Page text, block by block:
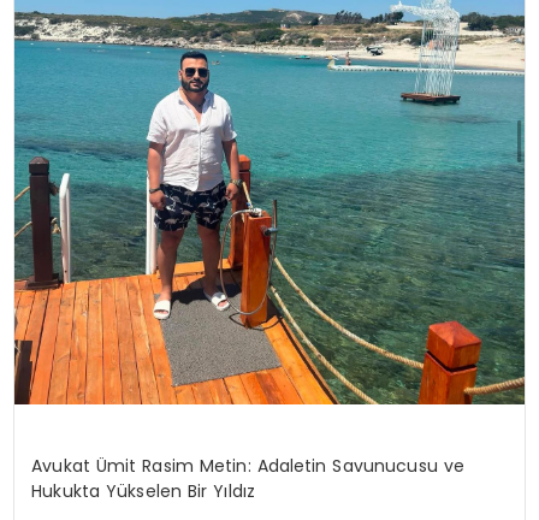
YAŞAM
Avukat Ümit Rasim Metin: Adaletin Savunucusu ve
Hukukta Yükselen Bir Yıldız